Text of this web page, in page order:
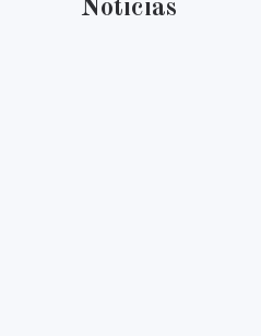
Noticias